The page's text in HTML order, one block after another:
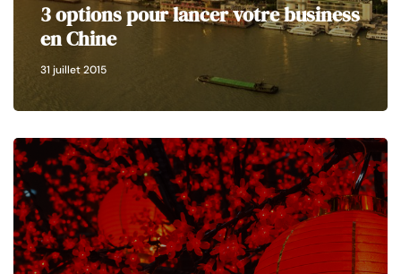
3 options pour lancer votre business
en Chine
31 juillet 2015